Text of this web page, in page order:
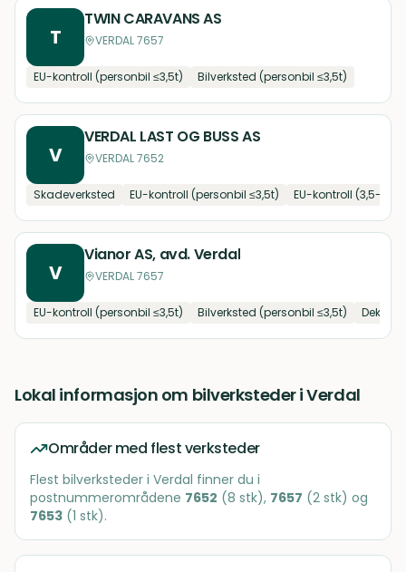
T
TWIN CARAVANS AS
VERDAL 7657
EU-kontroll (personbil ≤3,5t) Bilverksted (personbil ≤3,5t)
V
VERDAL LAST OG BUSS AS
VERDAL 7652
Skadeverksted EU-kontroll (personbil ≤3,5t) EU-kontroll (3,5-7,5t)
V
Vianor AS, avd. Verdal
VERDAL 7657
EU-kontroll (personbil ≤3,5t) Bilverksted (personbil ≤3,5t) Dekk
Lokal informasjon om bilverkstederiVerdal
Områder med flest verksteder
Flest bilverksteder i Verdal finner du i
postnummerområdene 7652 (8 stk), 7657 (2 stk) og
7653 (1 stk).